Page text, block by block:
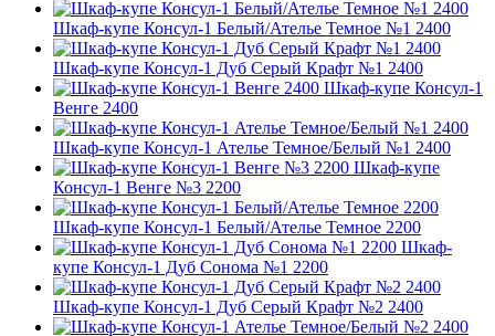
Шкаф-купе Консул-1 Белый/Ателье Темное №1 2400
Шкаф-купе Консул-1 Дуб Серый Крафт №1 2400
Шкаф-купе Консул-1
Венге 2400
Шкаф-купе Консул-1 Ателье Темное/Белый №1 2400
Шкаф-купе
Консул-1 Венге №3 2200
Шкаф-купе Консул-1 Белый/Ателье Темное 2200
Шкаф-
купе Консул-1 Дуб Сонома №1 2200
Шкаф-купе Консул-1 Дуб Серый Крафт №2 2400